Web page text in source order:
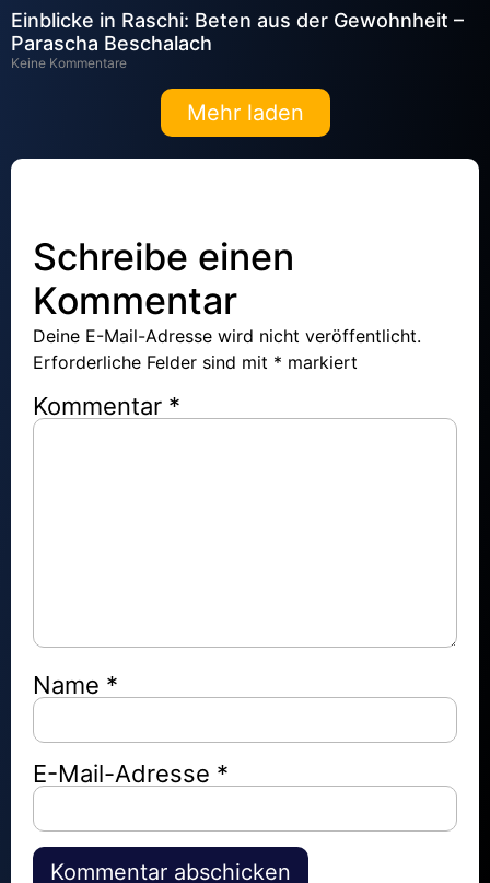
Einblicke in Raschi: Beten aus der Gewohnheit –
Parascha Beschalach
Keine Kommentare
Mehr laden
Schreibe einen
Kommentar
Deine E-Mail-Adresse wird nicht veröffentlicht.
Erforderliche Felder sind mit * markiert
Kommentar *
Name *
E-Mail-Adresse *